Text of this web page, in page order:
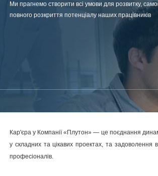
Ми прагнемо створити всі умови для розвитку,
повного розкриття потенціалу наших працівників
Кар'єра у Компанії «Плутон» — це поєднання
у складних та цікавих проектах, та задоволення
професіоналів.